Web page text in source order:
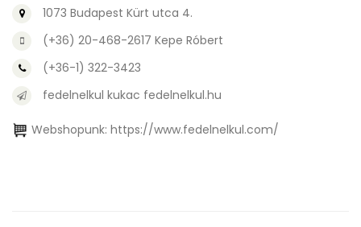
1073 Budapest Kürt utca 4.
(+36) 20-468-2617 Kepe Róbert
(+36-1) 322-3423
fedelnelkul kukac fedelnelkul.hu
Webshopunk: https://www.fedelnelkul.com/